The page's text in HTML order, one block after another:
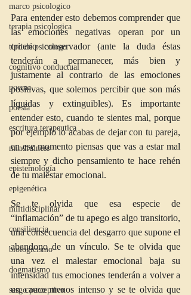
marco psicologico
terapia psicologica
tipo de psicologo
cognitivo conductual
poema
poesía
escritura terapeutica
mindfulness
epistemología
epigenética
miltidisciplinar
consiliencia
biologicismo
dogmatismo
sesgo perceptivo
Para entender esto debemos comprender que
las emociones negativas operan por un
criterio conservador (ante la duda éstas
tenderán a permanecer, más bien y
justamente al contrario de las emociones
positivas, que solemos percibir que son más
líquidas y extinguibles). Es importante
entender esto, cuando te sientes mal, porque
por ejemplo lo acabas de dejar con tu pareja,
en ese momento piensas que vas a estar mal
siempre y dicho pensamiento te hace rehén
de tu malestar emocional.
Se te olvida que esa especie de
“inflamación” de tu apego es algo transitorio,
una consecuencia del desgarro que supone el
abandono de un vínculo. Se te olvida que
una vez el malestar emocional baja su
intensidad tus emociones tenderán a volver a
un cauce menos intenso y se te olvida que